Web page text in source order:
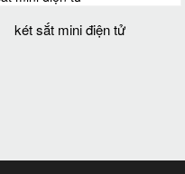
két sắt mini điện tử